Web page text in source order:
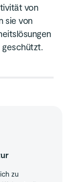
von
sie von
zu